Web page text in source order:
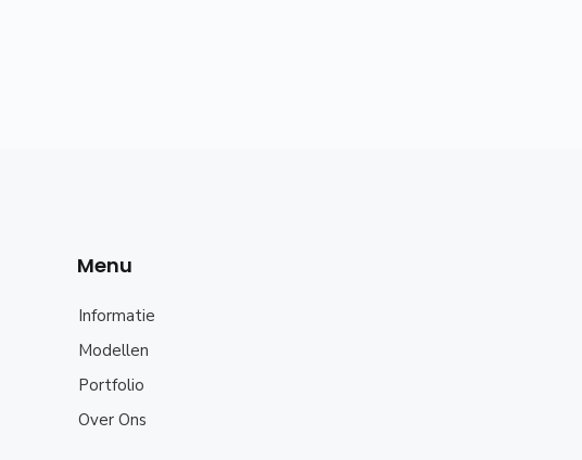
Menu
Informatie
Modellen
Portfolio
Over Ons